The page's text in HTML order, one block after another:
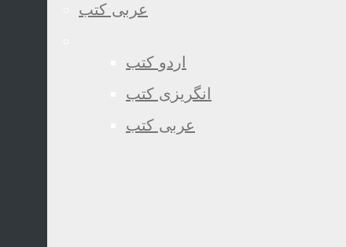
عربی کتب
اردو کتب
انگریزی کتب
عربی کتب